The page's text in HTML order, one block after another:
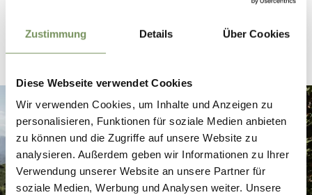
Zustimmung Details Über Cookies
Diese Webseite verwendet Cookies
Wir verwenden Cookies, um Inhalte und Anzeigen zu
personalisieren, Funktionen für soziale Medien anbieten
zu können und die Zugriffe auf unsere Website zu
analysieren. Außerdem geben wir Informationen zu Ihrer
Verwendung unserer Website an unsere Partner für
soziale Medien, Werbung und Analysen weiter. Unsere
IN HET SPOOR VAN HET WATER